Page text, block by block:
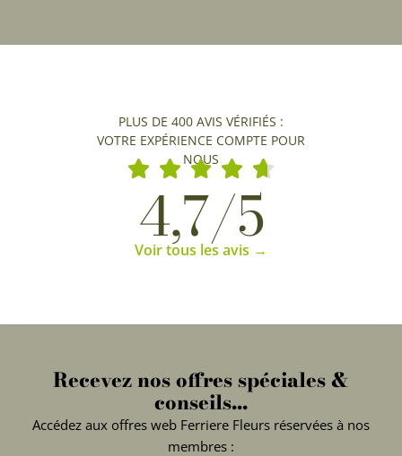
PLUS DE 400 AVIS VÉRIFIÉS :
VOTRE EXPÉRIENCE COMPTE POUR
NOUS
4,7/5
Voir tous les avis →
Recevez nos offres spéciales &
conseils...
Accédez aux offres web Ferriere Fleurs réservées à nos
membres :